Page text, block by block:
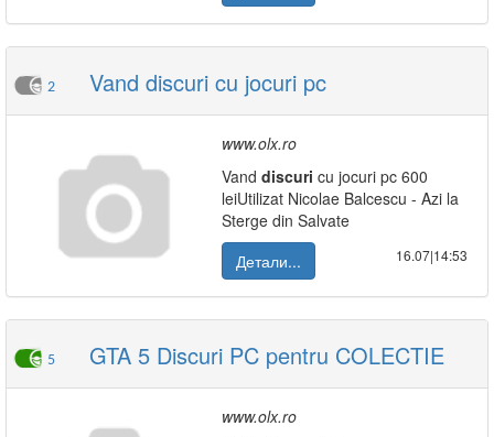
2 Vand discuri cu jocuri pc
www.olx.ro
Vand discuri cu jocuri pc 600
leiUtilizat Nicolae Balcescu - Azi la
Sterge din Salvate
Детали...
16.07|14:53
5 GTA 5 Discuri PC pentru COLECTIE
www.olx.ro